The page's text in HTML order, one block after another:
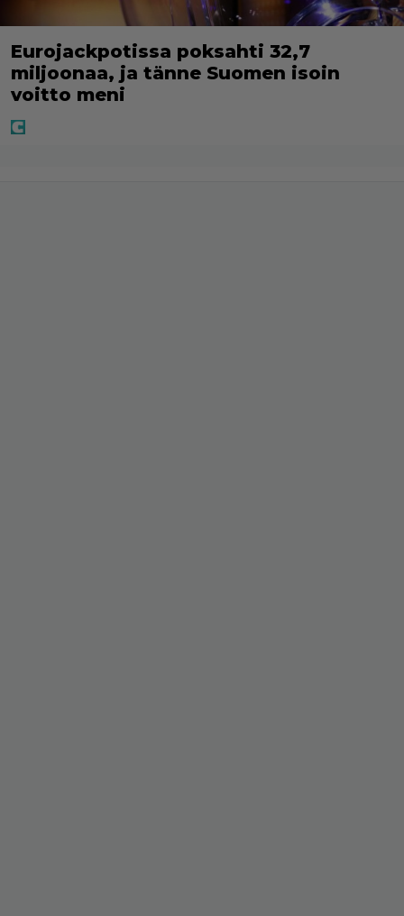
Eurojackpotissa poksahti 32,7
miljoonaa, ja tänne Suomen isoin
voitto meni